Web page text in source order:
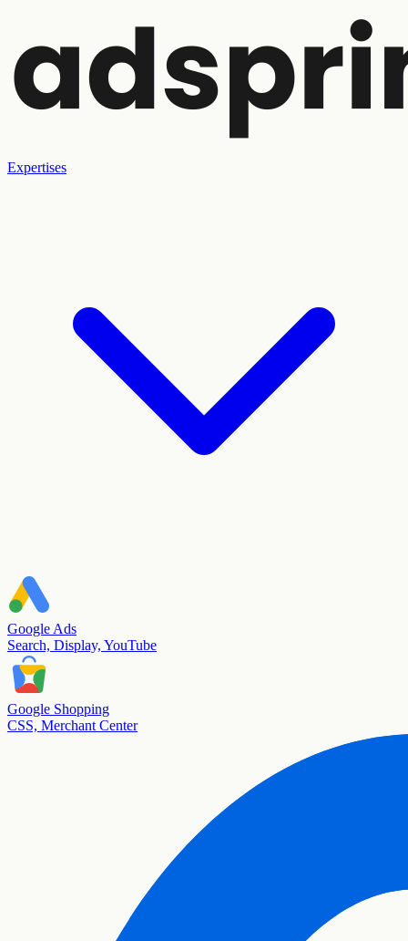
Expertises
Google Ads
Search, Display, YouTube
Google Shopping
CSS, Merchant Center